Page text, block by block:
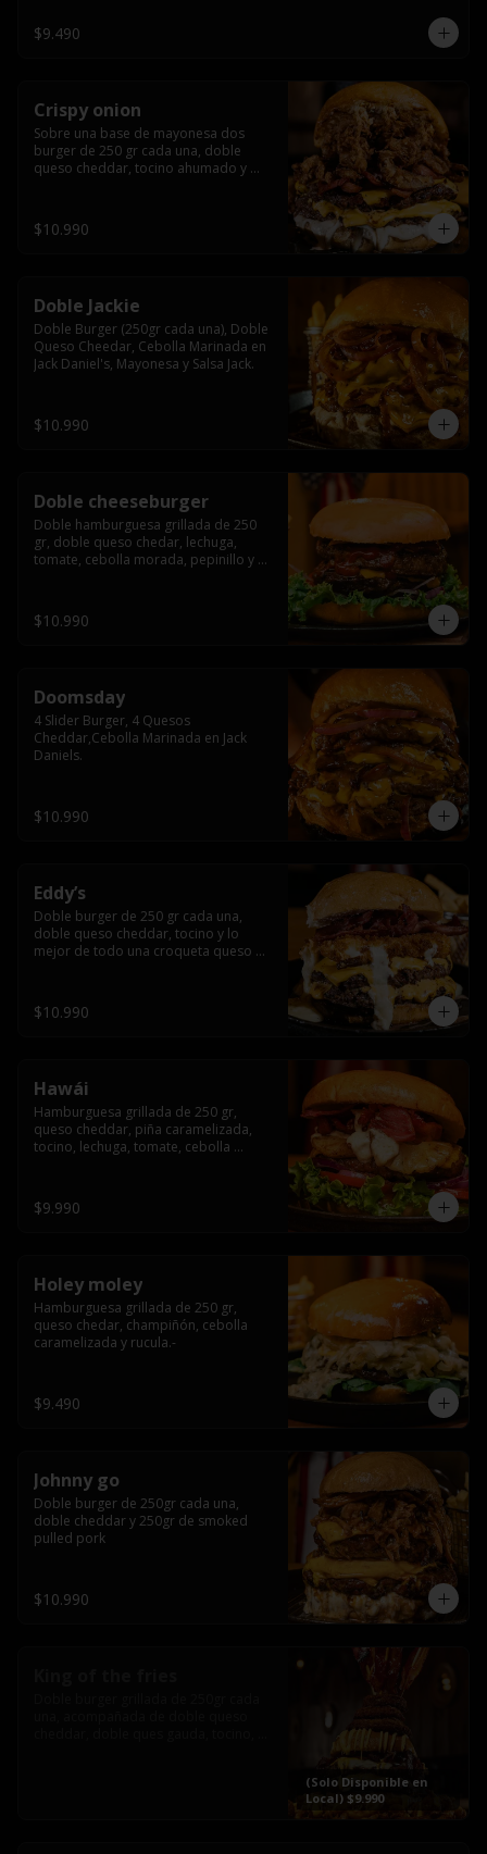
$9.490
Crispy onion
Sobre una base de mayonesa dos
burger de 250 gr cada una, doble
queso cheddar, tocino ahumado y
$10.990
Doble Jackie
Doble Burger (250gr cada una), Doble
Queso Cheedar, Cebolla Marinada en
Jack Daniel's, Mayonesa y Salsa Jack.
$10.990
Doble cheeseburger
Doble hamburguesa grillada de 250
gr, doble queso chedar, lechuga,
tomate, cebolla morada, pepinillo y
$10.990
Doomsday
4 Slider Burger, 4 Quesos
Cheddar,Cebolla Marinada en Jack
Daniels.
$10.990
Eddy’s
Doble burger de 250 gr cada una,
doble queso cheddar, tocino y lo
mejor de todo una croqueta queso
$10.990
Hawái
Hamburguesa grillada de 250 gr,
queso cheddar, piña caramelizada,
tocino, lechuga, tomate, cebolla
$9.990
Holey moley
Hamburguesa grillada de 250 gr,
queso chedar, champiñón, cebolla
caramelizada y rucula.-
$9.490
Johnny go
Doble burger de 250gr cada una,
doble cheddar y 250gr de smoked
pulled pork
$10.990
(Solo Disponible en
Local) $9.990